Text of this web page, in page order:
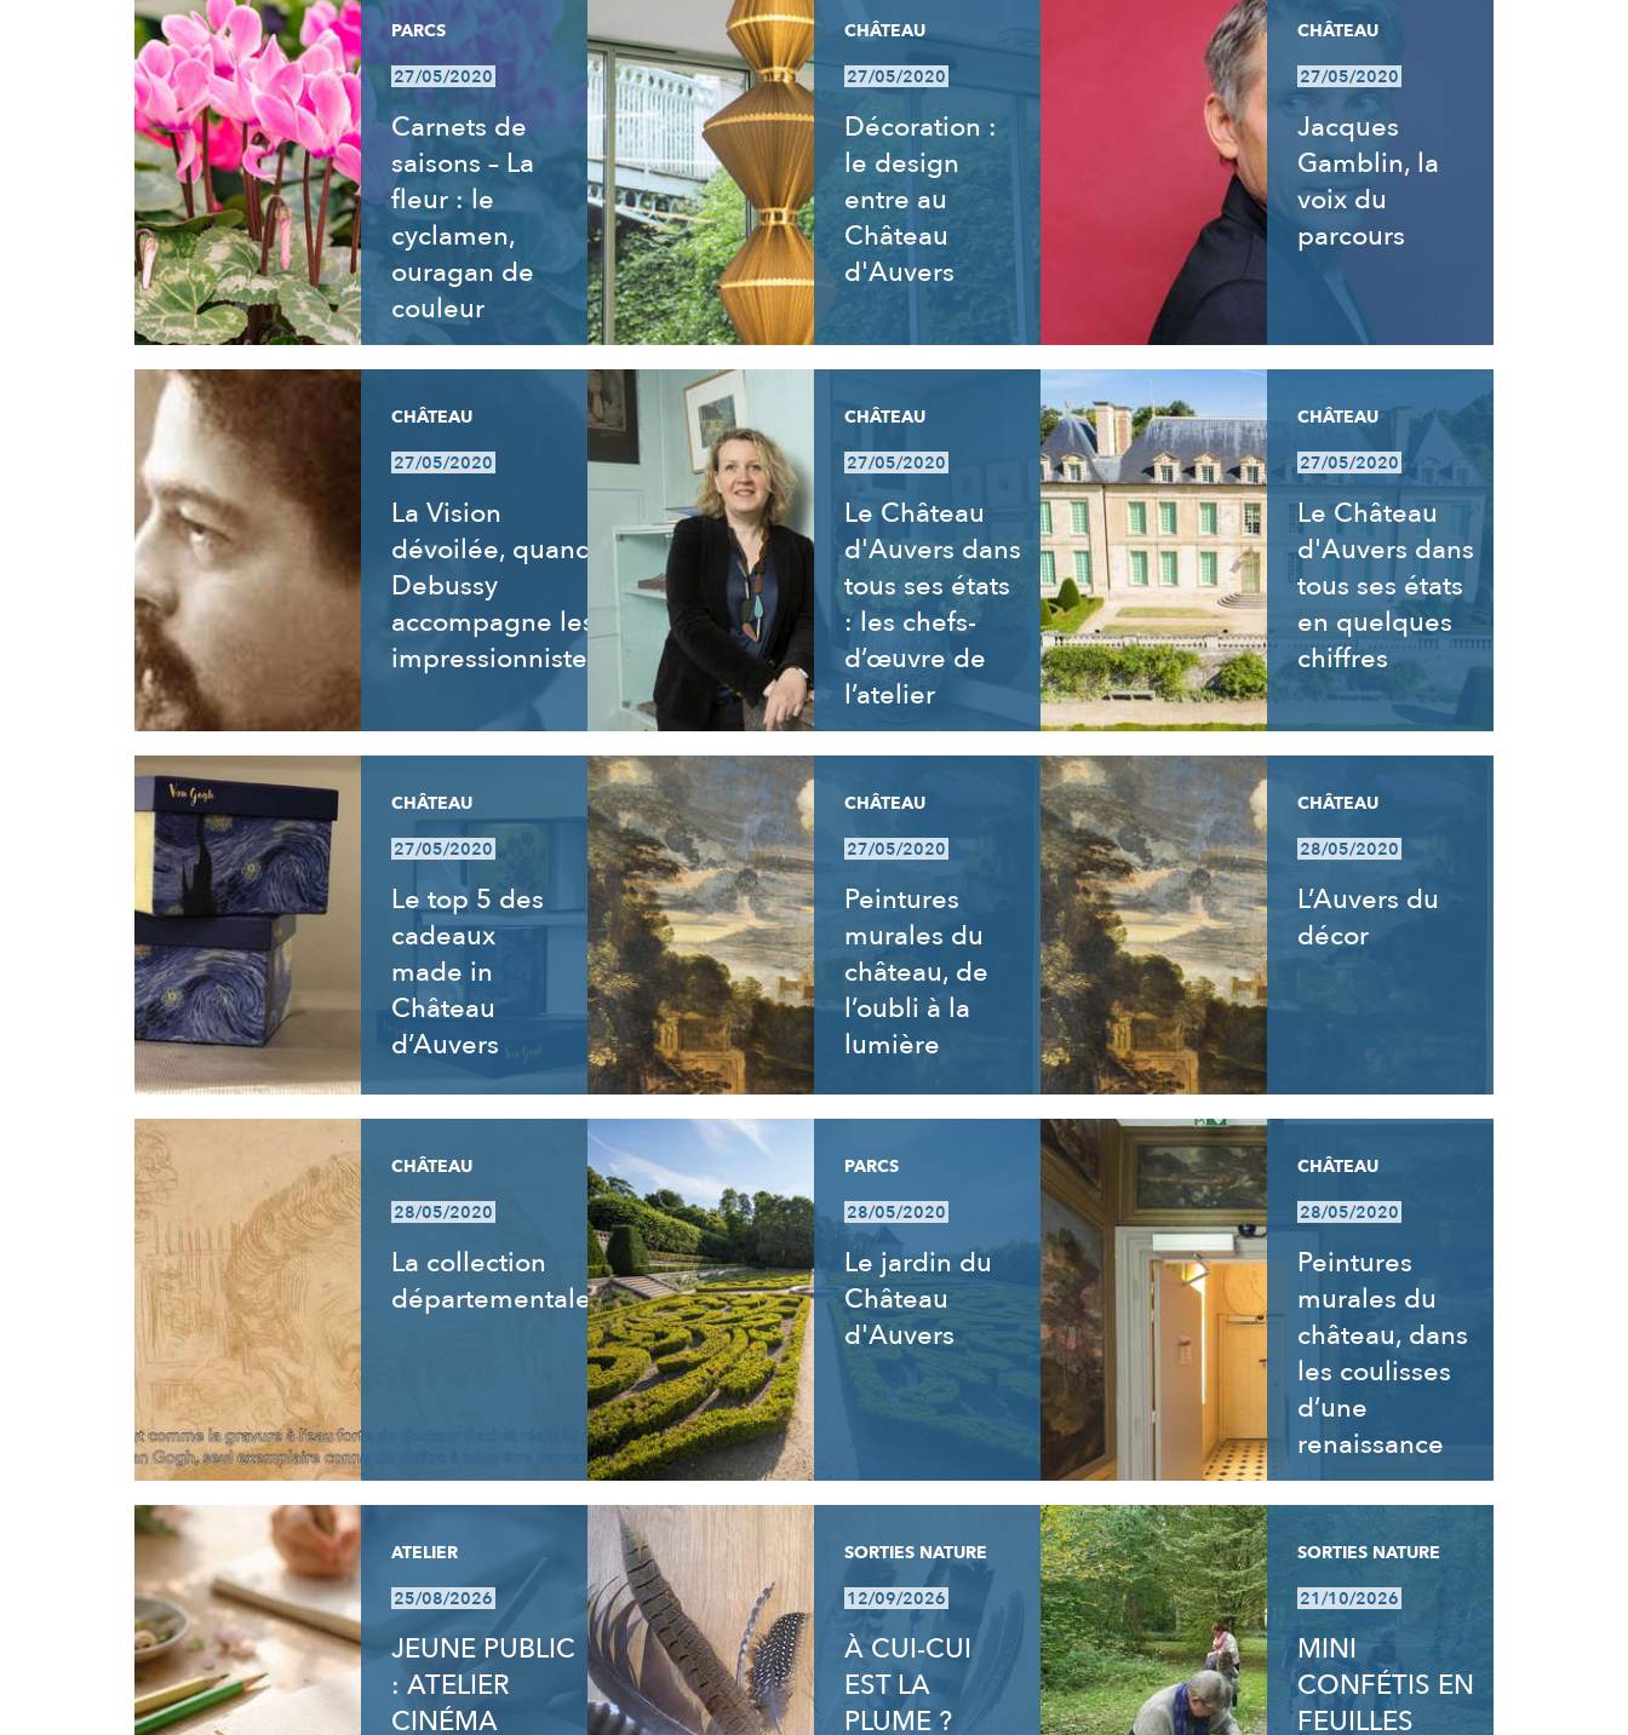
PARCS
27/05/2020
Carnets de
saisons – La
fleur : le
cyclamen,
ouragan de
couleur
CHÂTEAU
27/05/2020
Décoration :
le design
entre au
Château
d'Auvers
CHÂTEAU
27/05/2020
Jacques
Gamblin, la
voix du
parcours
CHÂTEAU
27/05/2020
La Vision
dévoilée, quand
Debussy
accompagne les
impressionnistes
CHÂTEAU
27/05/2020
Le Château
d'Auvers dans
tous ses états
: les chefs-
d’œuvre de
l’atelier
CHÂTEAU
27/05/2020
Le Château
d'Auvers dans
tous ses états
en quelques
chiffres
CHÂTEAU
27/05/2020
Le top 5 des
cadeaux
made in
Château
d’Auvers
CHÂTEAU
27/05/2020
Peintures
murales du
château, de
l’oubli à la
lumière
CHÂTEAU
28/05/2020
L’Auvers du
décor
CHÂTEAU
28/05/2020
La collection
départementale
PARCS
28/05/2020
Le jardin du
Château
d'Auvers
CHÂTEAU
28/05/2020
Peintures
murales du
château, dans
les coulisses
d’une
renaissance
ATELIER
25/08/2026
JEUNE PUBLIC
: ATELIER
CINÉMA
SORTIES NATURE
12/09/2026
À CUI-CUI
EST LA
PLUME ?
SORTIES NATURE
21/10/2026
MINI
CONFÉTIS EN
FEUILLES